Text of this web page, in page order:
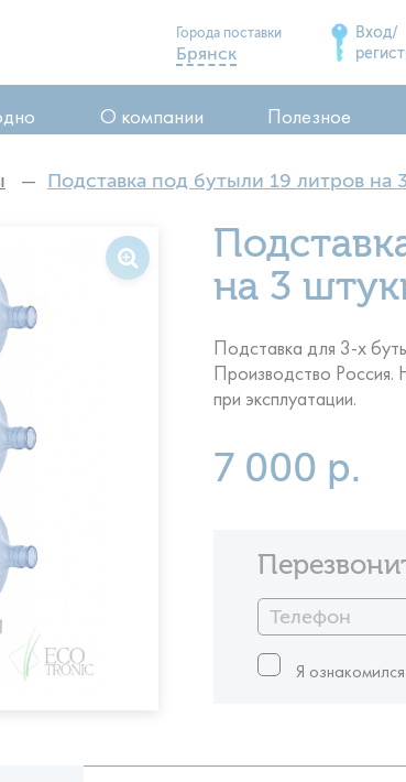
Города поставки
Брянск
Сельцо
Почеп
Вход/
О компании Полезное
Подставка под бутыли 19 литров на
на 3
Подставка для 3-х
Производство Россия.
7 000 р.
Я